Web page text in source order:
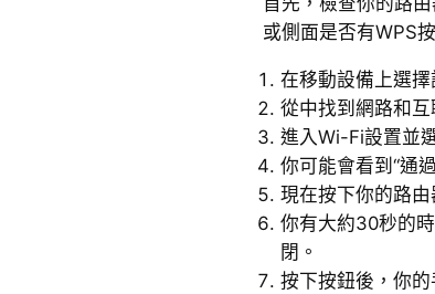
或側面是否有WPS
在移動設備上選擇
從中找到網路和互
進入Wi-Fi設置並
你可能會看到“通
現在按下你的路由
你有大約30秒的
閉。
按下按鈕後，你